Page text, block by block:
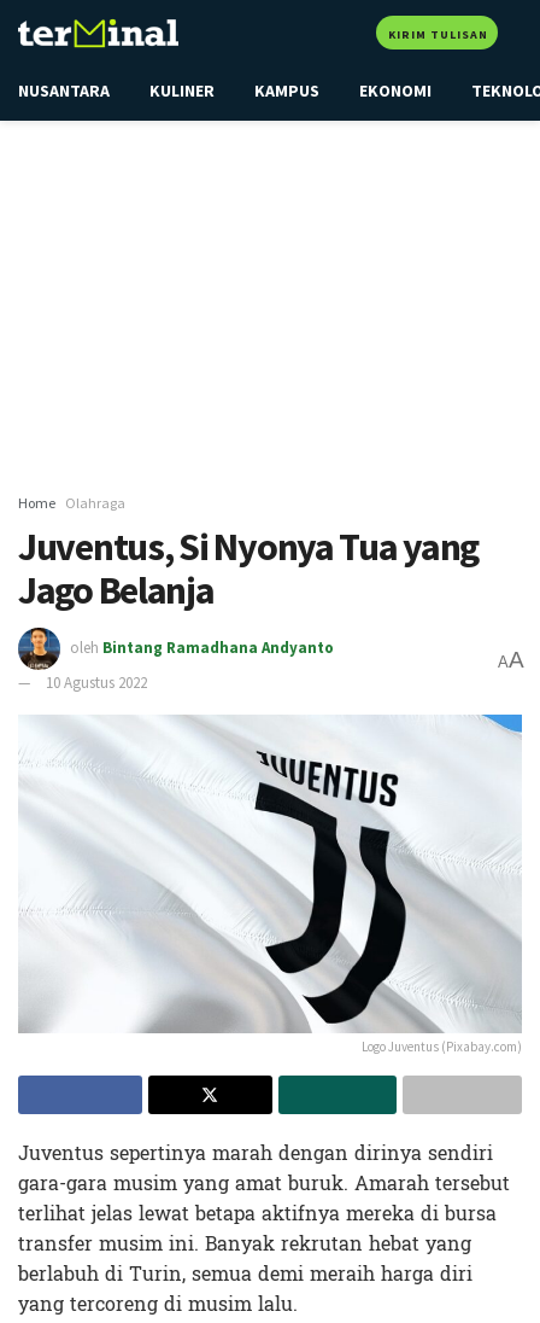
KIRIM TULISAN
NUSANTARA KULINER KAMPUS EKONOMI
Home Olahraga
Juventus, Si Nyonya Tua yang
Jago Belanja
oleh Bintang Ramadhana Andyanto
10 Agustus 2022
AA
Logo Juventus (Pixabay.com)
Juventus sepertinya marah dengan dirinya sendiri
gara-gara musim yang amat buruk. Amarah tersebut
terlihat jelas lewat betapa aktifnya mereka di bursa
transfer musim ini. Banyak rekrutan hebat yang
berlabuh di Turin, semua demi meraih harga diri
yang tercoreng di musim lalu.